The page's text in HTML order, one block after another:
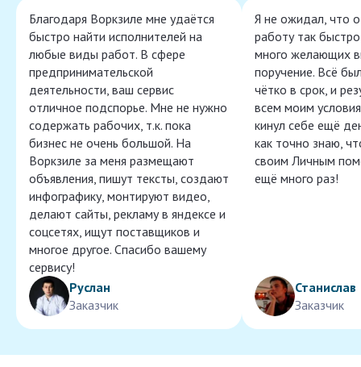
Благодаря Воркзиле мне удаётся
быстро найти исполнителей на
любые виды работ. В сфере
предпринимательской
деятельности, ваш сервис
отличное подспорье. Мне не нужно
содержать рабочих, т.к. пока
бизнес не очень большой. На
Воркзиле за меня размещают
объявления, пишут тексты, создают
инфографику, монтируют видео,
делают сайты, рекламу в яндексе и
соцсетях, ищут поставщиков и
многое другое. Спасибо вашему
сервису!
Руслан
Заказчик
Я не ожидал, что
работу так
много желающих
поручение. Всё
чётко в срок, и
всем моим
кинул себе ещё
как точно знаю,
своим Личным
ещё много раз!
Станислав
Заказчик